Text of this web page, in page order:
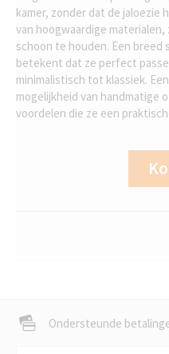
kamer, zonder dat de jaloezie
van hoogwaardige materialen,
schoon te houden. Een breed
betekent dat ze perfect
minimalistisch tot klassiek.
mogelijkheid van handmatige
voordelen die ze een
Ondersteunde